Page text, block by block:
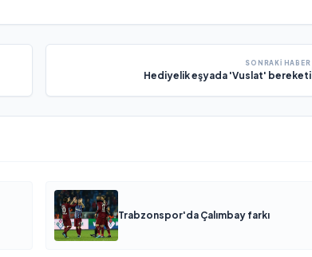
SONRAKI HABER
Hediyelik eşyada 'Vuslat' bereketi
Trabzonspor'da Çalımbay farkı